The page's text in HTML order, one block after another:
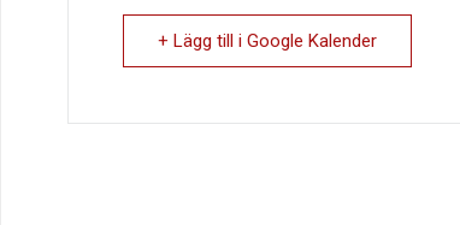
+ Lägg till i Google Kalender